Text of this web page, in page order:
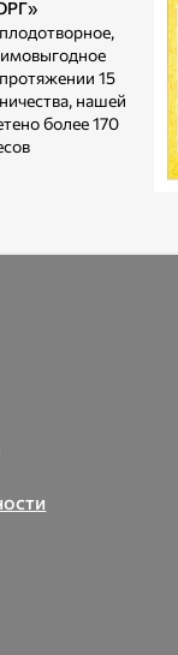
15
нашей
более 170